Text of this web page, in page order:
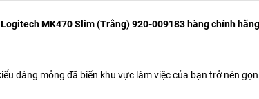
MK470 Slim (Trắng) 920-009183 hàng chính
dáng mỏng đã biến khu vực làm việc của bạn trở nên